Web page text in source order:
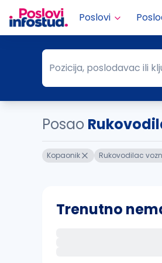
Poslovi
Pozicija, poslodavac ili
Pozicija, poslodavac ili
Posao
Kopaonik Rukovodilac
Trenutno